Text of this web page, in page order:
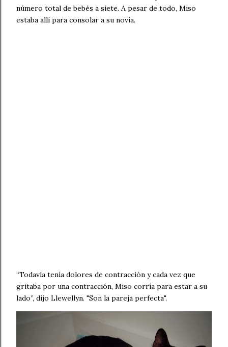
número total de bebés a siete. A pesar de todo, Miso
estaba allí para consolar a su novia.
“Todavía tenía dolores de contracción y cada vez que
gritaba por una contracción, Miso corría para estar a su
lado”, dijo Llewellyn. "Son la pareja perfecta".